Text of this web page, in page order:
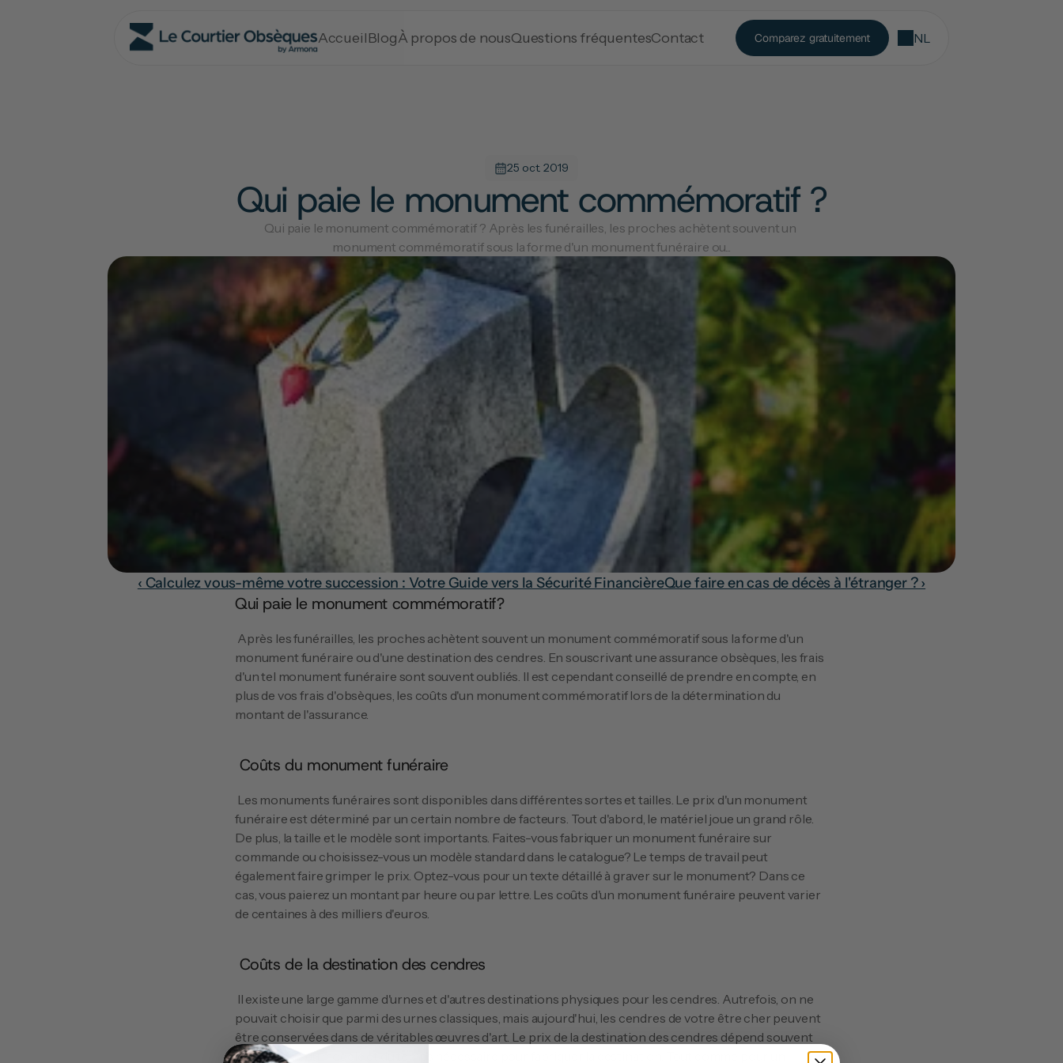
AccueilBlogÀ propos de nousQuestions fréquentesContact Comparez gratuitement NL
25 oct. 2019
Qui paie le monument commémoratif ?
Qui paie le monument commémoratif ? Après les funérailles, les proches achètent souvent un
monument commémoratif sous la forme d'un monument funéraire ou...
‹ Calculez vous-même votre succession : Votre Guide vers la Sécurité FinancièreQue faire en cas de décès à l'étranger ? ›
Qui paie le monument commémoratif?
monument funéraire ou d'une destination des cendres. En souscrivant une assurance obsèques, les frais
d'un tel monument funéraire sont souvent oubliés. Il est cependant conseillé de prendre en compte, en
plus de vos frais d'obsèques, les coûts d'un monument commémoratif lors de la détermination du
montant de l'assurance.
Coûts du monument funéraire
funéraire est déterminé par un certain nombre de facteurs. Tout d'abord, le matériel joue un grand rôle.
De plus, la taille et le modèle sont importants. Faites-vous fabriquer un monument funéraire sur
commande ou choisissez-vous un modèle standard dans le catalogue? Le temps de travail peut
également faire grimper le prix. Optez-vous pour un texte détaillé à graver sur le monument? Dans ce
cas, vous paierez un montant par heure ou par lettre. Les coûts d'un monument funéraire peuvent varier
de centaines à des milliers d'euros.
Coûts de la destination des cendres
pouvait choisir que parmi des urnes classiques, mais aujourd'hui, les cendres de votre être cher peuvent
être conservées dans de véritables œuvres d'art. Le prix de la destination des cendres dépend souvent
du matériau, du modèle et du temps nécessaire pour fabriquer la destination. Tout comme pour un